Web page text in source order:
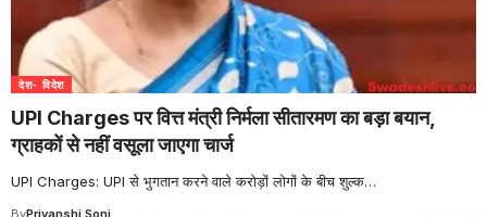
देश- विदेश
UPI Charges पर वित्त मंत्री निर्मला सीतारमण का बड़ा बयान,
ग्राहकों से नहीं वसूला जाएगा चार्ज
UPI Charges: UPI से भुगतान करने वाले करोड़ों लोगों के बीच शुल्क…